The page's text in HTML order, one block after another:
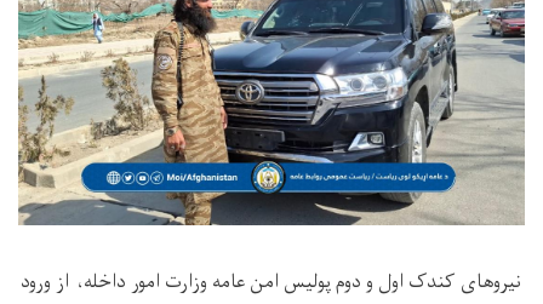
نیروهای کندک اول و دوم پولیس امن عامه وزارت امور داخله، از ورود